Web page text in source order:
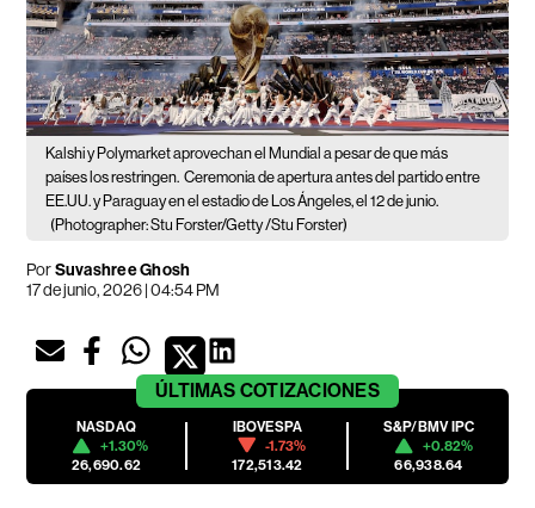
Kalshi y Polymarket aprovechan el Mundial a pesar de que más
países los restringen. Ceremonia de apertura antes del partido entre
EE.UU. y Paraguay en el estadio de Los Ángeles, el 12 de junio.
(Photographer: Stu Forster/Getty /Stu Forster)
PorSuvashree Ghosh
17 de junio, 2026 | 04:54 PM
ÚLTIMAS COTIZACIONES
NASDAQ
+1.30%
26,690.62
IBOVESPA
-1.73%
172,513.42
S&P/BMV IPC
+0.82%
66,938.64